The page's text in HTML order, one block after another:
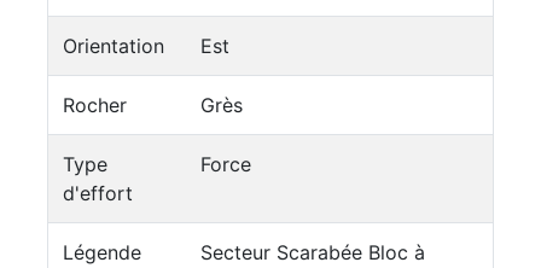
Orientation Est
Rocher Grès
Type
d'effort
Force
Légende
Secteur Scarabée Bloc à